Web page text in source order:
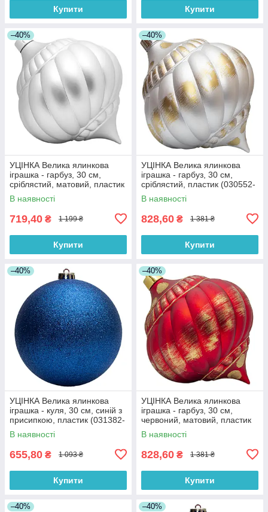
Купити Купити
–40%
УЦІНКА Велика ялинкова
іграшка - гарбуз, 30 см,
сріблястий, матовий, пластик
(030545-1)
В наявності
719,40 ₴ 1 199 ₴
Купити
–40%
УЦІНКА Велика ялинкова
іграшка - гарбуз, 30 см,
сріблястий, пластик (030552-
6)
В наявності
828,60 ₴ 1 381 ₴
Купити
–40%
УЦІНКА Велика ялинкова
іграшка - куля, 30 см, синій з
присипкою, пластик (031382-
1)
В наявності
655,80 ₴ 1 093 ₴
Купити
–40%
УЦІНКА Велика ялинкова
іграшка - гарбуз, 30 см,
червоний, матовий, пластик
(030552-5)
В наявності
828,60 ₴ 1 381 ₴
Купити
–40% –40%